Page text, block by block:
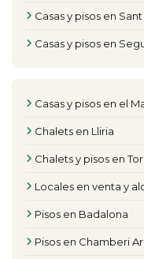
Casas y pisos en
Casas y pisos en
Casas y pisos en el
Chalets en Lliria
Chalets y pisos en
Locales en venta y
Pisos en Badalona
Pisos en Chamberi